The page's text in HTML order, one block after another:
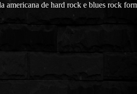
americana de hard rock e blues rock